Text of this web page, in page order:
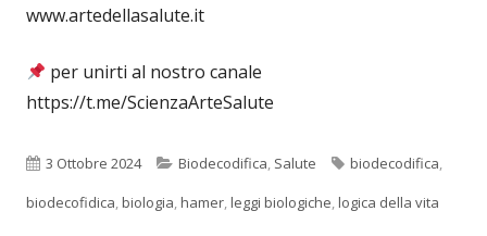
www.artedellasalute.it
per unirti al nostro canale
https://t.me/ScienzaArteSalute
Pubblicato
3 Ottobre 2024 Categorie
Biodecodifica, Salute Tag
biodecodifica,
biodecofidica,biologia,hamer,leggi biologiche,logica della vita